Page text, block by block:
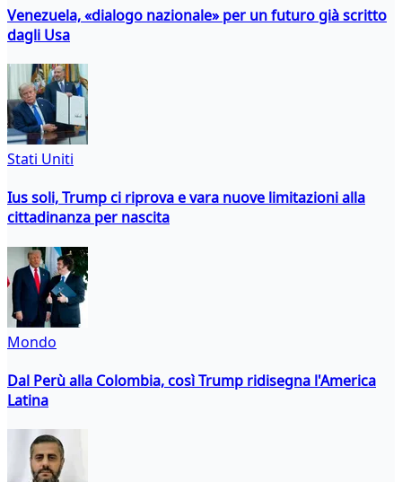
Venezuela, «dialogo nazionale» per un futuro già scritto
dagli Usa
Stati Uniti
Ius soli, Trump ci riprova e vara nuove limitazioni alla
cittadinanza per nascita
Mondo
Dal Perù alla Colombia, così Trump ridisegna l'America
Latina